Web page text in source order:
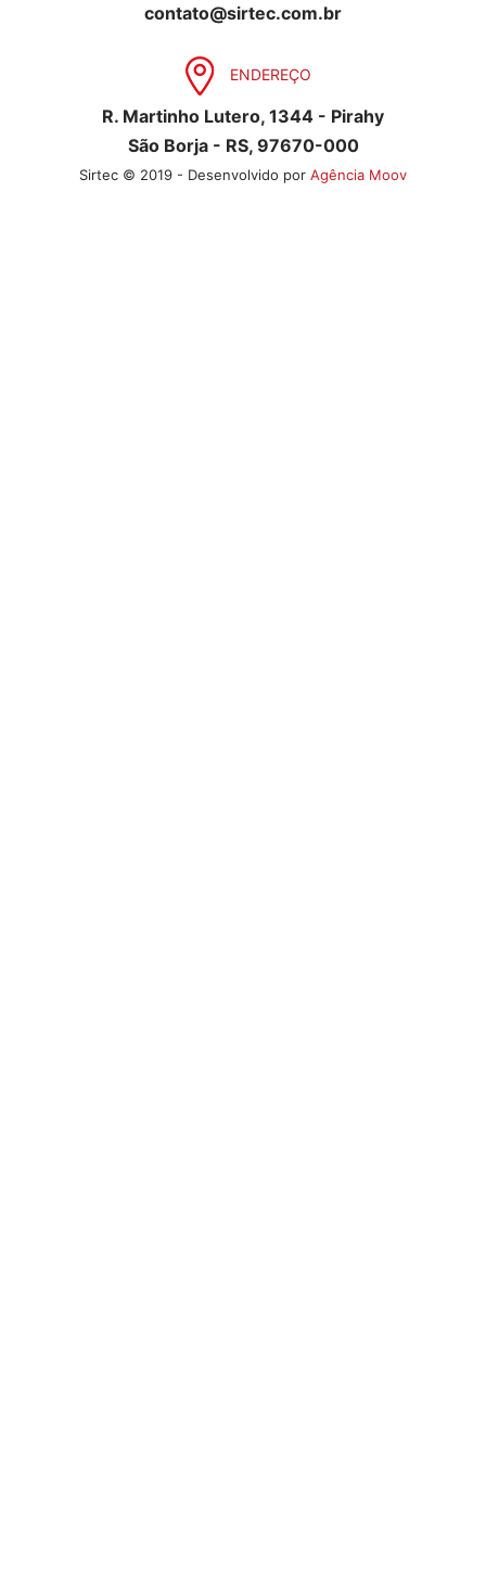
contato@sirtec.com.br
ENDEREÇO
R. Martinho Lutero, 1344 - Pirahy
São Borja - RS, 97670-000
Sirtec © 2019 - Desenvolvido por Agência Moov